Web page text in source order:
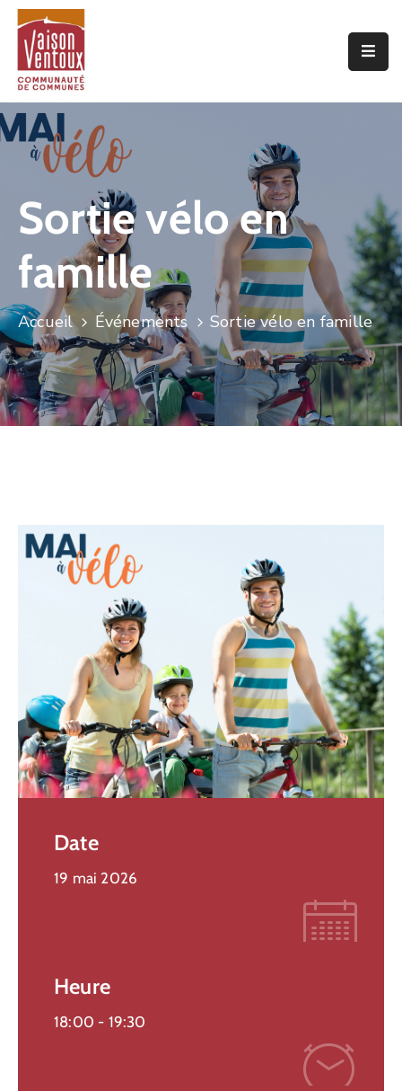
Accueil
L’interco
Vivre
Economie
Projets
De
Territoire
Découvrir
Sortie vélo en
famille
Accueil Événements Sortie vélo en famille
Date
19 mai 2026
Heure
18:00 - 19:30